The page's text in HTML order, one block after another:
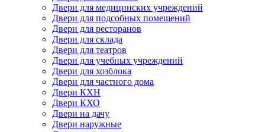
Двери для медицинских учреждений
Двери для подсобных помещений
Двери для ресторанов
Двери для склада
Двери для театров
Двери для учебных учреждений
Двери для хозблока
Двери для частного дома
Двери КХН
Двери КХО
Двери на дачу
Двери наружные